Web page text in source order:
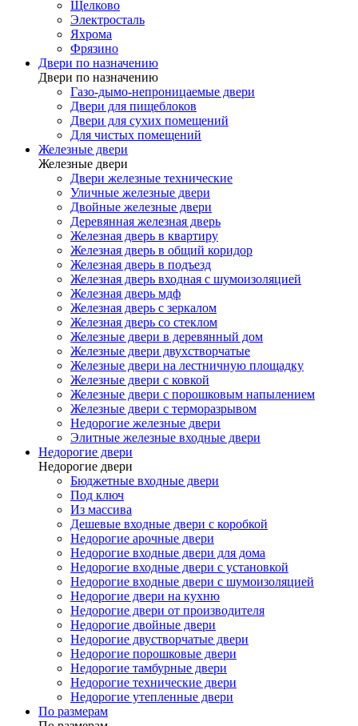
Щелково
Электросталь
Яхрома
Фрязино
Двери по назначению
Двери по назначению
Газо-дымо-непроницаемые двери
Двери для пищеблоков
Двери для сухих помещений
Для чистых помещений
Железные двери
Железные двери
Двери железные технические
Уличные железные двери
Двойные железные двери
Деревянная железная дверь
Железная дверь в квартиру
Железная дверь в общий коридор
Железная дверь в подъезд
Железная дверь входная с шумоизоляцией
Железная дверь мдф
Железная дверь с зеркалом
Железная дверь со стеклом
Железные двери в деревянный дом
Железные двери двухстворчатые
Железные двери на лестничную площадку
Железные двери с ковкой
Железные двери с порошковым напылением
Железные двери с терморазрывом
Недорогие железные двери
Элитные железные входные двери
Недорогие двери
Недорогие двери
Бюджетные входные двери
Под ключ
Из массива
Дешевые входные двери с коробкой
Недорогие арочные двери
Недорогие входные двери для дома
Недорогие входные двери с установкой
Недорогие входные двери с шумоизоляцией
Недорогие двери на кухню
Недорогие двери от производителя
Недорогие двойные двери
Недорогие двустворчатые двери
Недорогие порошковые двери
Недорогие тамбурные двери
Недорогие технические двери
Недорогие утепленные двери
По размерам